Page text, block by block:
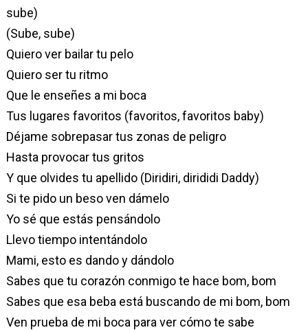
sube)
(Sube, sube)
Quiero ver bailar tu pelo
Quiero ser tu ritmo
Que le enseñes a mi boca
Tus lugares favoritos (favoritos, favoritos baby)
Déjame sobrepasar tus zonas de peligro
Hasta provocar tus gritos
Y que olvides tu apellido (Diridiri, dirididi Daddy)
Si te pido un beso ven dámelo
Yo sé que estás pensándolo
Llevo tiempo intentándolo
Mami, esto es dando y dándolo
Sabes que tu corazón conmigo te hace bom, bom
Sabes que esa beba está buscando de mi bom, bom
Ven prueba de mi boca para ver cómo te sabe